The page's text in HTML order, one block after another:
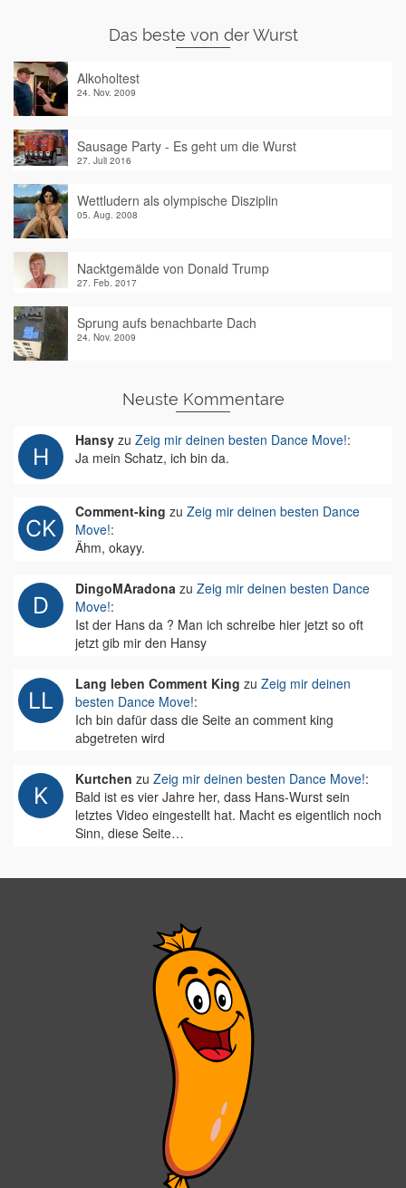
Das beste von der Wurst
Alkoholtest
24. Nov. 2009
Sausage Party - Es geht um die Wurst
27. Juli 2016
Wettludern als olympische Disziplin
05. Aug. 2008
Nacktgemälde von Donald Trump
27. Feb. 2017
Sprung aufs benachbarte Dach
24. Nov. 2009
Neuste Kommentare
Hansy zu Zeig mir deinen besten Dance Move!:
Ja mein Schatz, ich bin da.
Comment-king zu Zeig mir deinen besten Dance
Move!:
Ähm, okayy.
DingoMAradona zu Zeig mir deinen besten Dance
Move!:
Ist der Hans da ? Man ich schreibe hier jetzt so oft
jetzt gib mir den Hansy
Lang leben Comment King zu Zeig mir deinen
besten Dance Move!:
Ich bin dafür dass die Seite an comment king
abgetreten wird
Kurtchen zu Zeig mir deinen besten Dance Move!:
Bald ist es vier Jahre her, dass Hans-Wurst sein
letztes Video eingestellt hat. Macht es eigentlich noch
Sinn, diese Seite…